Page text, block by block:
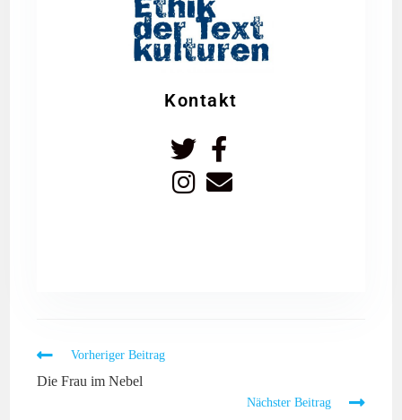
Kontakt
Vorheriger Beitrag
Die Frau im Nebel
Nächster Beitrag